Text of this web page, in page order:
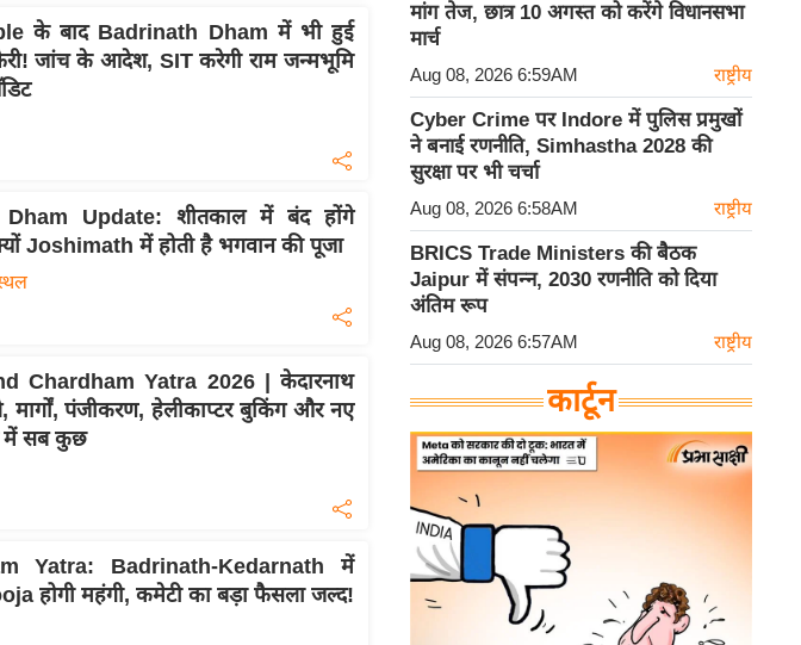
के बाद Badrinath Dham में भी हुई
जांच के आदेश, SIT करेगी राम जन्मभूमि
Dham Update: शीतकाल में बंद होंगे
Joshimath में होती है भगवान की पूजा
Chardham Yatra 2026 | केदारनाथ
पंजीकरण, हेलीकाप्टर बुकिंग और नए
में सब कुछ
Yatra: Badrinath-Kedarnath में
होगी महंगी, कमेटी का बड़ा फैसला जल्द!
मांग तेज, छात्र 10 अगस्त को करेंगे विधानसभा
मार्च
Aug 08, 2026 6:59AM राष्ट्रीय
Cyber Crime पर Indore में पुलिस प्रमुखों
ने बनाई रणनीति, Simhastha 2028 की
सुरक्षा पर भी चर्चा
Aug 08, 2026 6:58AM राष्ट्रीय
BRICS Trade Ministers की बैठक
Jaipur में संपन्न, 2030 रणनीति को दिया
अंतिम रूप
Aug 08, 2026 6:57AM राष्ट्रीय
कार्टून